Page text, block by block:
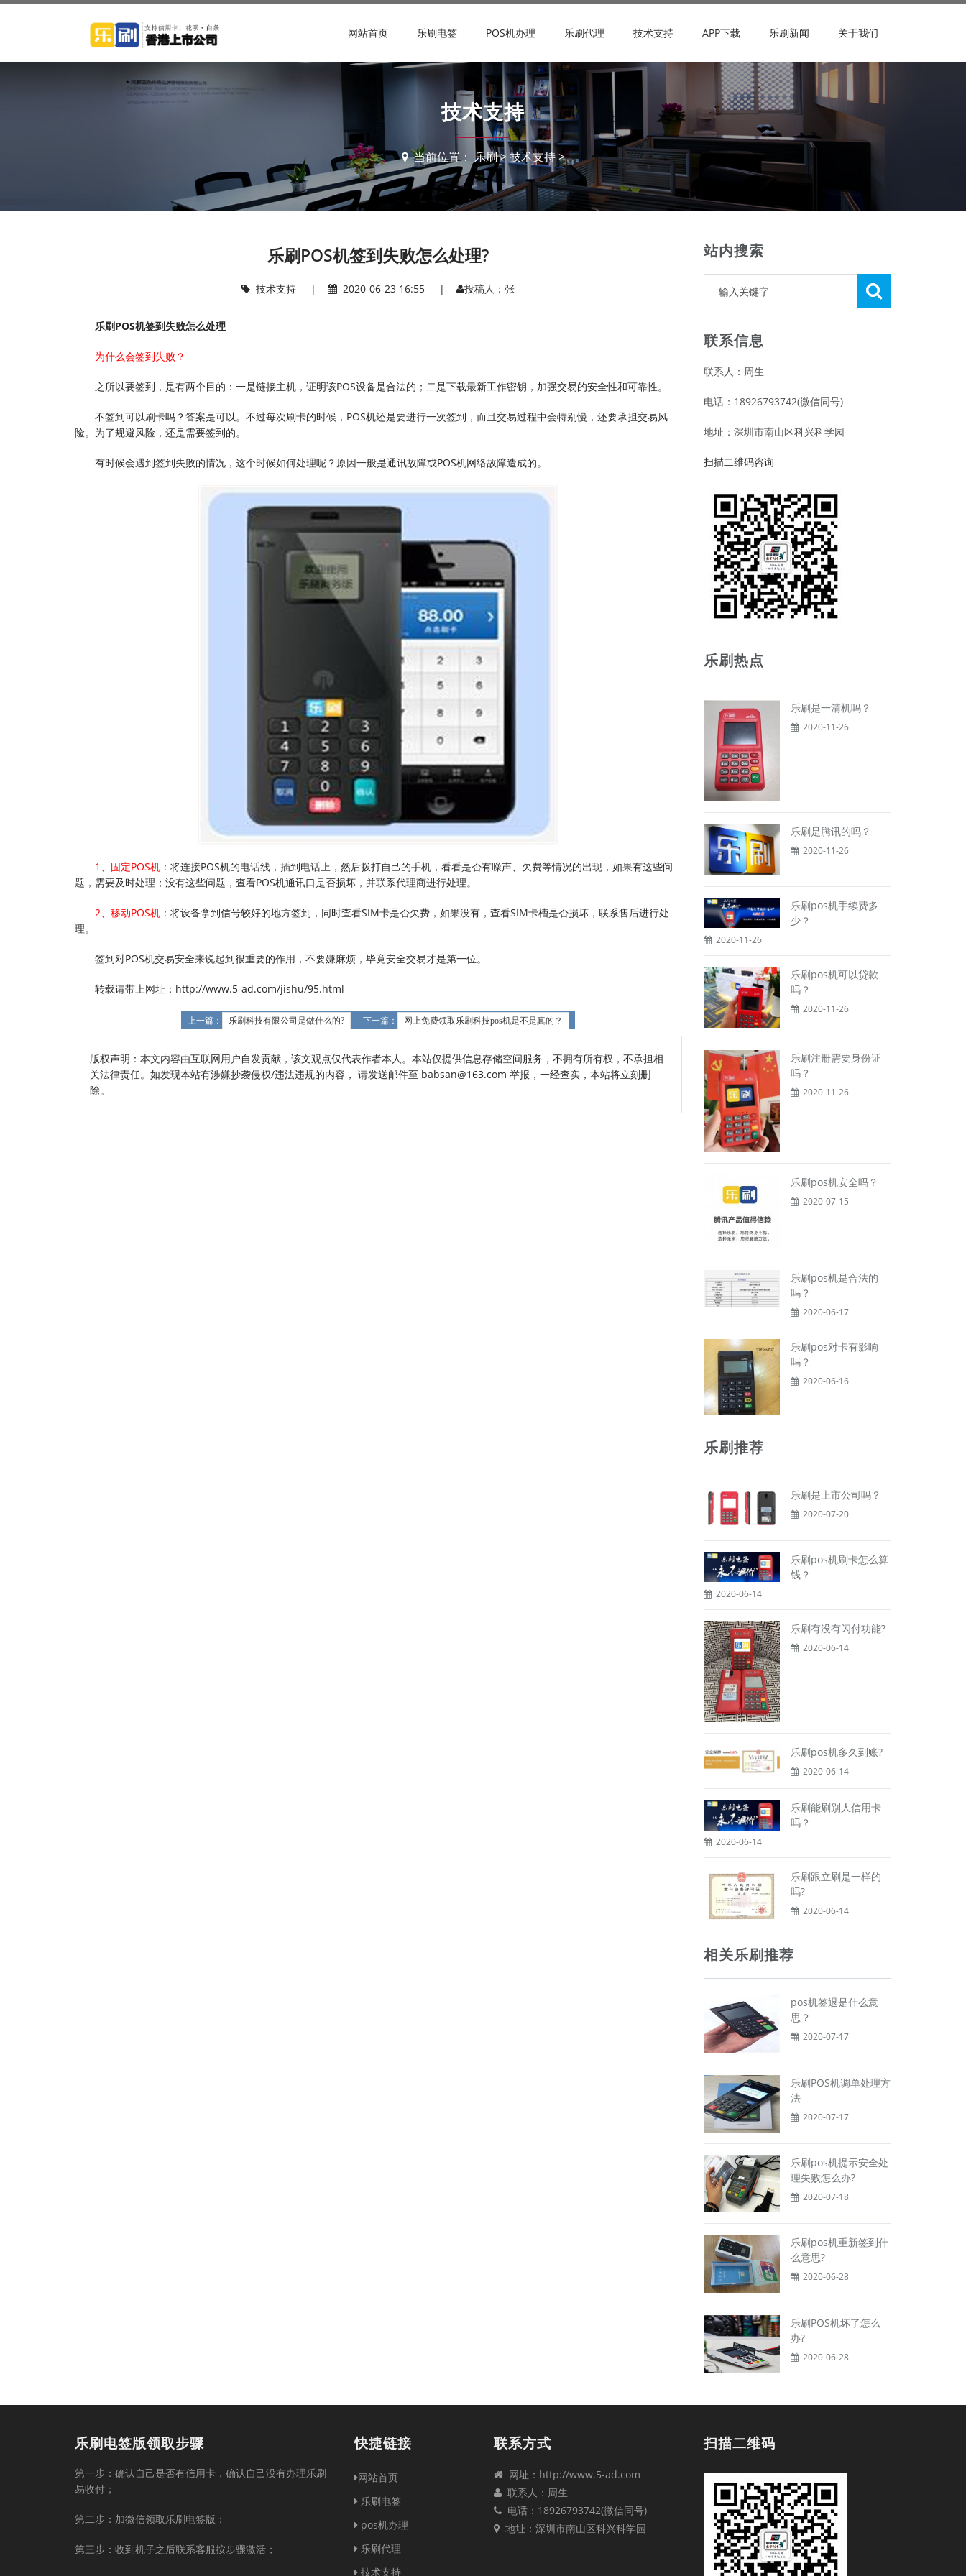
网站首页 乐刷电签 POS机办理 乐刷代理 技术支持 APP下载 乐刷新闻 关于我们
技术支持
当前位置： 乐刷>技术支持>
乐刷POS机签到失败怎么处理?
技术支持 | 2020-06-23 16:55 | 投稿人：张
乐刷POS机签到失败怎么处理
为什么会签到失败？
之所以要签到，是有两个目的：一是链接主机，证明该POS设备是合法的；二是下载最新工作密钥，加强交易的安全性和可靠性。
不签到可以刷卡吗？答案是可以。不过每次刷卡的时候，POS机还是要进行一次签到，而且交易过程中会特别慢，还要承担交易风
险。为了规避风险，还是需要签到的。
有时候会遇到签到失败的情况，这个时候如何处理呢？原因一般是通讯故障或POS机网络故障造成的。
1、固定POS机： 将连接POS机的电话线，插到电话上，然后拨打自己的手机，看看是否有噪声、欠费等情况的出现，如果有这些问
题，需要及时处理；没有这些问题，查看POS机通讯口是否损坏，并联系代理商进行处理。
2、移动POS机： 将设备拿到信号较好的地方签到，同时查看SIM卡是否欠费，如果没有，查看SIM卡槽是否损坏，联系售后进行处
理。
签到对POS机交易安全来说起到很重要的作用，不要嫌麻烦，毕竟安全交易才是第一位。
转载请带上网址：http://www.5-ad.com/jishu/95.html
上一篇： 乐刷科技有限公司是做什么的? 下一篇： 网上免费领取乐刷科技pos机是不是真的？
版权声明：本文内容由互联网用户自发贡献，该文观点仅代表作者本人。本站仅提供信息存储空间服务，不拥有所有权，不承担相
关法律责任。如发现本站有涉嫌抄袭侵权/违法违规的内容， 请发送邮件至 babsan@163.com 举报，一经查实，本站将立刻删
除。
站内搜索
联系信息
联系人：周生
电话：18926793742(微信同号)
地址：深圳市南山区科兴科学园
扫描二维码咨询
乐刷热点
乐刷是一清机吗？
2020-11-26
乐刷是腾讯的吗？
2020-11-26
乐刷pos机手续费多
少？
2020-11-26
乐刷pos机可以贷款
吗？
2020-11-26
乐刷注册需要身份证
吗？
2020-11-26
乐刷pos机安全吗？
2020-07-15
乐刷pos机是合法的
吗？
2020-06-17
乐刷pos对卡有影响
吗？
2020-06-16
乐刷推荐
乐刷是上市公司吗？
2020-07-20
乐刷pos机刷卡怎么算
钱？
2020-06-14
乐刷有没有闪付功能?
2020-06-14
乐刷pos机多久到账?
2020-06-14
乐刷能刷别人信用卡
吗？
2020-06-14
乐刷跟立刷是一样的
吗?
2020-06-14
相关乐刷推荐
pos机签退是什么意
思？
2020-07-17
乐刷POS机调单处理方
法
2020-07-17
乐刷pos机提示安全处
理失败怎么办?
2020-07-18
乐刷pos机重新签到什
么意思?
2020-06-28
乐刷POS机坏了怎么
办?
2020-06-28
乐刷电签版领取步骤
第一步：确认自己是否有信用卡，确认自己没有办理乐刷
易收付；
第二步：加微信领取乐刷电签版；
第三步：收到机子之后联系客服按步骤激活；
快捷链接
网站首页
乐刷电签
pos机办理
乐刷代理
技术支持
联系方式
网址：http://www.5-ad.com
联系人：周生
电话：18926793742(微信同号)
地址：深圳市南山区科兴科学园
扫描二维码